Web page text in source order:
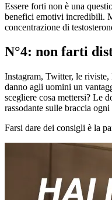
Essere forti non è una
benefici emotivi incredibili.
concentrazione di
N°4: non farti
Instagram, Twitter, le
danno agli uomini un
scegliere cosa mettersi? Le
rassodante sulle braccia
Farsi dare dei consigli è la